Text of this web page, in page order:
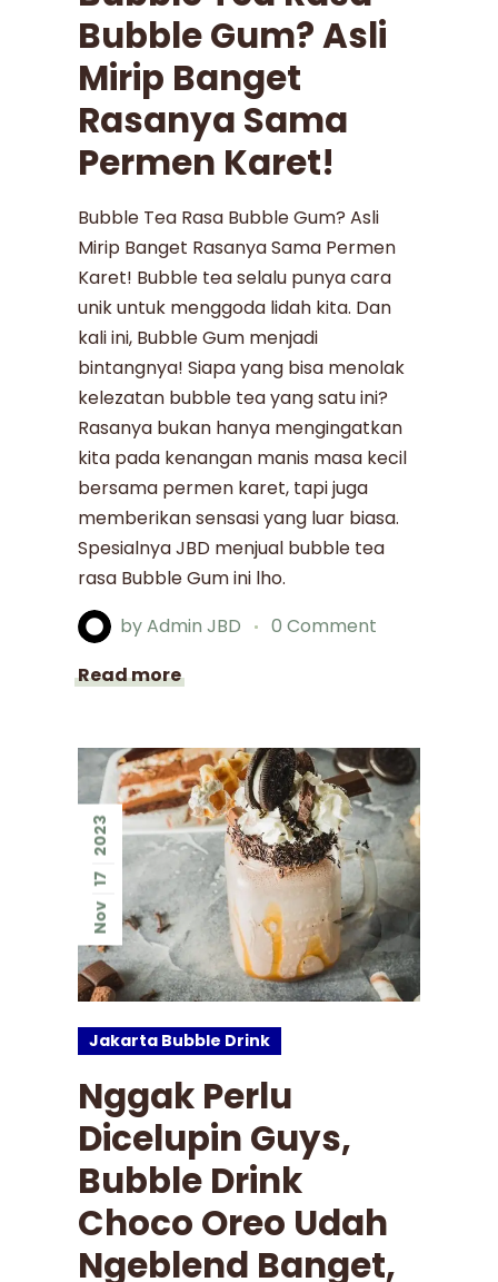
Bubble Gum? Asli
Mirip Banget
Rasanya Sama
Permen Karet!
Bubble Tea Rasa Bubble Gum? Asli
Mirip Banget Rasanya Sama Permen
Karet! Bubble tea selalu punya cara
unik untuk menggoda lidah kita. Dan
kali ini, Bubble Gum menjadi
bintangnya! Siapa yang bisa menolak
kelezatan bubble tea yang satu ini?
Rasanya bukan hanya mengingatkan
kita pada kenangan manis masa kecil
bersama permen karet, tapi juga
memberikan sensasi yang luar biasa.
Spesialnya JBD menjual bubble tea
rasa Bubble Gum ini lho.
byAdmin JBD
0 Comment
Read more
Nov
17
2023
Jakarta Bubble Drink
Nggak Perlu
Dicelupin Guys,
Bubble Drink
Choco Oreo Udah
Ngeblend Banget,